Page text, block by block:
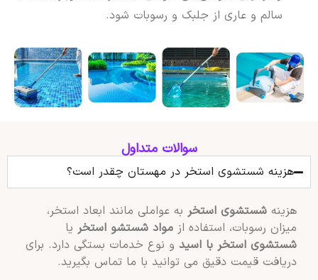
سالم و عاری از جلبک و رسوبات شود.
سوالات متداول
هزینه شستشوی استخر در مهستان چقدر است؟
هزینه شستشوی استخربه عواملی مانند ابعاد استخر،
میزان رسوبات، استفاده از مواد شستشو استخریا
شستشوی استخر با اسیدو نوع خدمات بستگی دارد. برای
دریافت قیمت دقیق می توانید با ما تماس بگیرید.